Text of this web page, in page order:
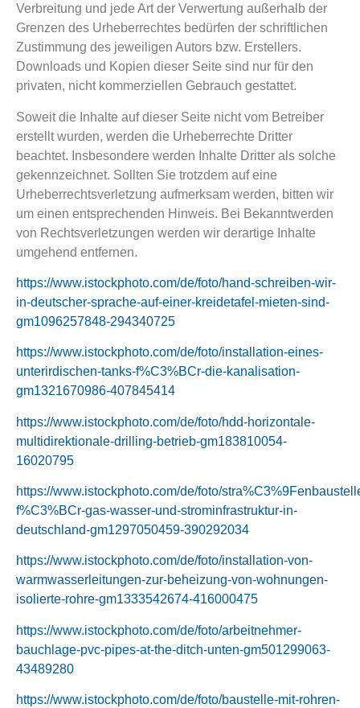
Verbreitung und jede Art der Verwertung außerhalb der
Grenzen des Urheberrechtes bedürfen der schriftlichen
Zustimmung des jeweiligen Autors bzw. Erstellers.
Downloads und Kopien dieser Seite sind nur für den
privaten, nicht kommerziellen Gebrauch gestattet.
Soweit die Inhalte auf dieser Seite nicht vom Betreiber
erstellt wurden, werden die Urheberrechte Dritter
beachtet. Insbesondere werden Inhalte Dritter als solche
gekennzeichnet. Sollten Sie trotzdem auf eine
Urheberrechtsverletzung aufmerksam werden, bitten wir
um einen entsprechenden Hinweis. Bei Bekanntwerden
von Rechtsverletzungen werden wir derartige Inhalte
umgehend entfernen.
https://www.istockphoto.com/de/foto/hand-schreiben-wir-
in-deutscher-sprache-auf-einer-kreidetafel-mieten-sind-
gm1096257848-294340725
https://www.istockphoto.com/de/foto/installation-eines-
unterirdischen-tanks-f%C3%BCr-die-kanalisation-
gm1321670986-407845414
https://www.istockphoto.com/de/foto/hdd-horizontale-
multidirektionale-drilling-betrieb-gm183810054-
16020795
https://www.istockphoto.com/de/foto/
f%C3%BCr-gas-wasser-und-strominfrastruktur-in-
deutschland-gm1297050459-390292034
https://www.istockphoto.com/de/foto/installation-von-
warmwasserleitungen-zur-beheizung-von-wohnungen-
isolierte-rohre-gm1333542674-416000475
https://www.istockphoto.com/de/foto/arbeitnehmer-
bauchlage-pvc-pipes-at-the-ditch-unten-gm501299063-
43489280
https://www.istockphoto.com/de/foto/baustelle-mit-rohren-